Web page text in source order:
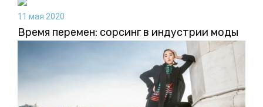
11 мая 2020
Время перемен: сорсинг в индустрии моды